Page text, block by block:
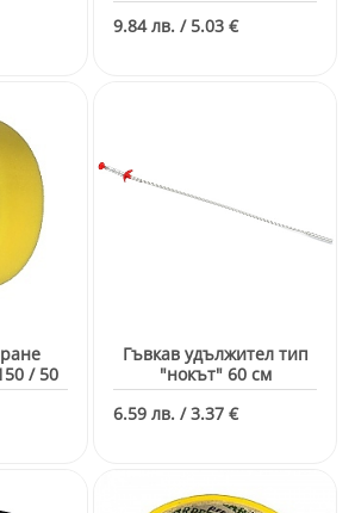
9.84 лв. / 5.03 €
/ 50
Гъвкав удължител тип
"нокът" 60 см
6.59 лв. / 3.37 €